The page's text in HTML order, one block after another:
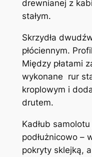
drewnianej z
stałym.
Skrzydła
płóciennym.
Między płatami
wykonane rur
kroplowym i
drutem.
Kadłub
podłużnicowo –
pokryty sklejką,